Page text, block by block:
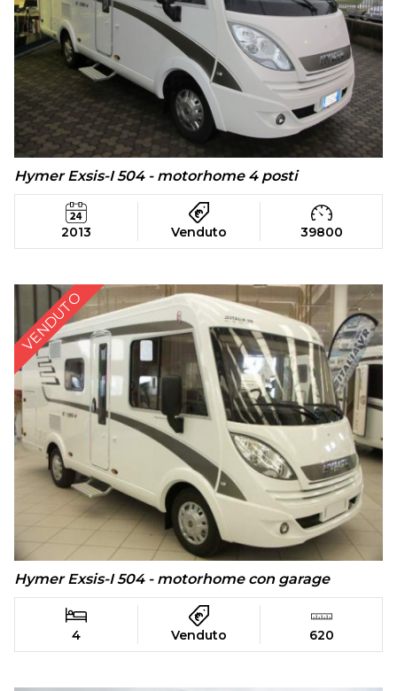
Hymer Exsis-I 504 - motorhome 4 posti
2013 Venduto 39800
VENDUTO
Hymer Exsis-I 504 - motorhome con garage
4 Venduto 620